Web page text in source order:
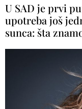
U SAD je prvi
upotreba još
sunca: šta